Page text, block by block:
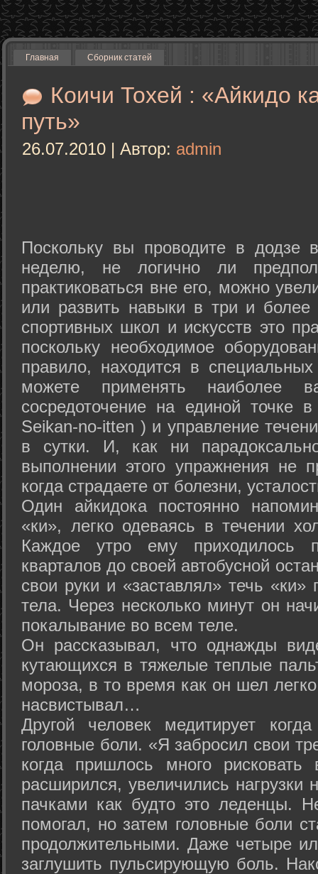
Главная Сборник статей
Коичи Тохей : «Айкидо
путь»
26.07.2010 | Автор: admin
Поскольку вы проводите в додзе
неделю, не логично ли
практиковаться вне его, можно
или развить навыки в три и
спортивных школ и искусств это
поскольку необходимое
правило, находится в
можете применять наиболее
сосредоточение на единой точке
Seikan-­no-­itten ) и управление
в сутки. И, как ни
выполнении этого упражнения не
когда страдаете от болезни,
Один айкидока постоянно
«ки», легко одеваясь в течении
Каждое утро ему приходилось
кварталов до своей автобусной
свои руки и «заставлял» течь «ки»
тела. Через несколько минут он
покалывание во всем теле.
Он рассказывал, что однажды
кутающихся в тяжелые теплые
мороза, в то время как он шел
насвистывал…
Другой человек медитирует
головные боли. «Я забросил свои
когда пришлось много
расширился, увеличились нагрузки
пачками как будто это леденцы.
помогал, но затем головные боли
продолжительными. Даже четыре
заглушить пульсирующую боль.